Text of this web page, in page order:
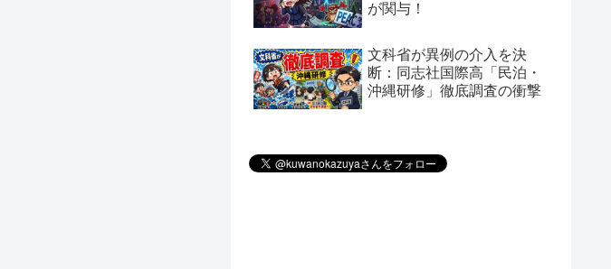
が関与！
文科省が異例の介入を決
断：同志社国際高「民泊・
沖縄研修」徹底調査の衝撃